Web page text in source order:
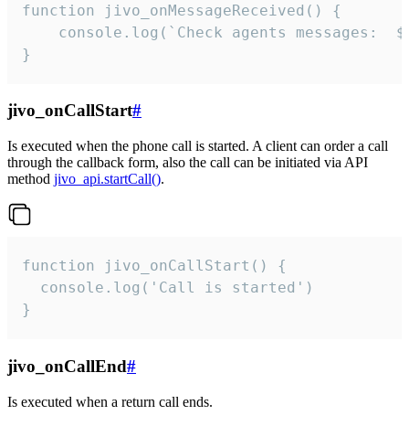
function jivo_onMessageReceived() {
}
jivo_onCallStart#
Is executed when the phone call is started. A client can order a call
through the callback form, also the call can be initiated via API
method jivo_api.startCall().
function jivo_onCallStart() {
  console.log('Call is started')
}
jivo_onCallEnd#
Is executed when a return call ends.